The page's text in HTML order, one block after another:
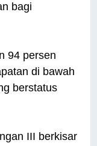
bagi
94 persen
di bawah
berstatus
III berkisar